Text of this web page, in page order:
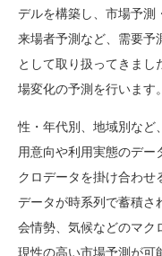
デルを構築し、市場予測
来場者予測など、需要予
として取り扱ってきま
場変化の予測を行います。
性・年代別、地域別など
用意向や利用実態のデー
クロデータを掛け合わせ
データが時系列で蓄積さ
会情勢、気候などのマク
現性の高い市場予測が可